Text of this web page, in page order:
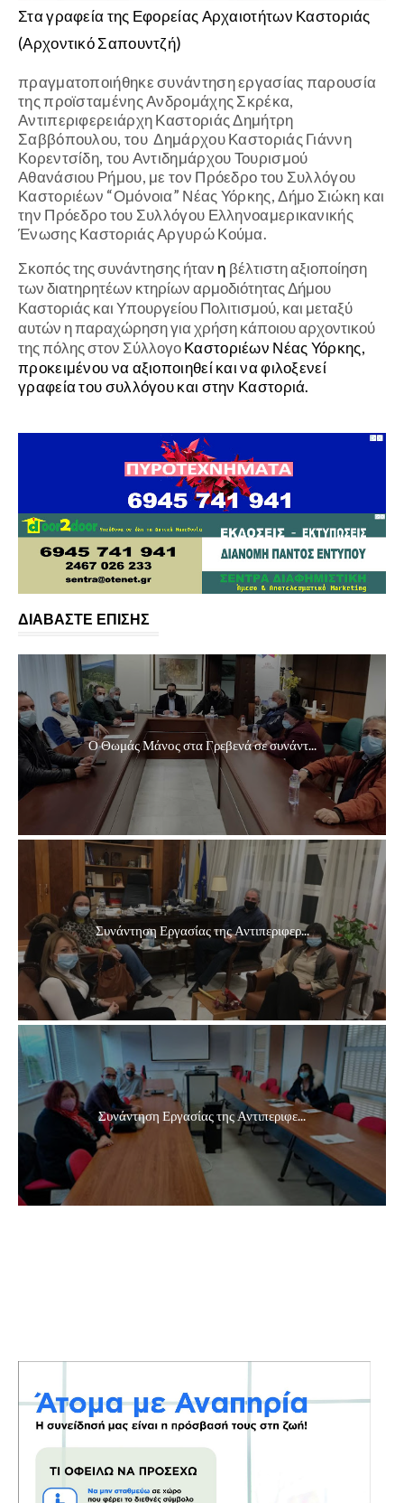
Στα γραφεία της Εφορείας Αρχαιοτήτων Καστοριάς
(Αρχοντικό Σαπουντζή)
πραγματοποιήθηκε συνάντηση εργασίας παρουσία
της προϊσταμένης Ανδρομάχης Σκρέκα,
Αντιπεριφερειάρχη Καστοριάς Δημήτρη
Σαββόπουλου, του Δημάρχου Καστοριάς Γιάννη
Κορεντσίδη, του Αντιδημάρχου Τουρισμού
Αθανάσιου Ρήμου, με τον Πρόεδρο του Συλλόγου
Καστοριέων “Ομόνοια” Νέας Υόρκης, Δήμο Σιώκη και
την Πρόεδρο του Συλλόγου Ελληνοαμερικανικής
Ένωσης Καστοριάς Αργυρώ Κούμα.
Σκοπός της συνάντησης ήταν η βέλτιστη αξιοποίηση
των διατηρητέων κτηρίων αρμοδιότητας Δήμου
Καστοριάς και Υπουργείου Πολιτισμού, και μεταξύ
αυτών η παραχώρηση για χρήση κάποιου αρχοντικού
της πόλης στον ΣύλλογοΚαστοριέων Νέας Υόρκης,
προκειμένου να αξιοποιηθεί και να φιλοξενεί
γραφεία του συλλόγου και στην Καστοριά.
ΔΙΑΒΑΣΤΕ ΕΠΙΣΗΣ
Ο Θωμάς Μάνος στα Γρεβενά σε συνάντ...
Συνάντηση Εργασίας της Αντιπεριφερ...
Συνάντηση Εργασίας της Αντιπεριφε...